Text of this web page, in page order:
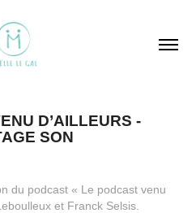
D’AILLEURS -
SON
du podcast « Le podcast venu
et Franck Selsis.